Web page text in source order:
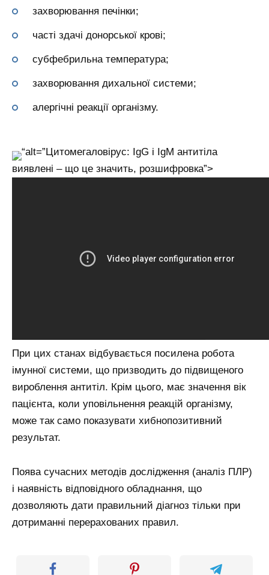
захворювання печінки;
часті здачі донорської крові;
субфебрильна температура;
захворювання дихальної системи;
алергічні реакції організму.
“alt=”Цитомегаловірус: IgG і IgM антитіла
виявлені – що це значить, розшифровка”>
При цих станах відбувається посилена робота
імунної системи, що призводить до підвищеного
вироблення антитіл. Крім цього, має значення вік
пацієнта, коли уповільнення реакцій організму,
може так само показувати хибнопозитивний
результат.
Поява сучасних методів дослідження (аналіз ПЛР)
і наявність відповідного обладнання, що
дозволяють дати правильний діагноз тільки при
дотриманні перерахованих правил.